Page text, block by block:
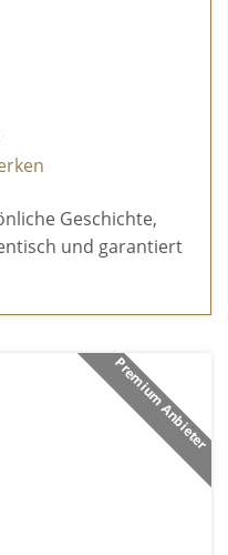
Geschichte,
und garantiert
Premium Anbieter